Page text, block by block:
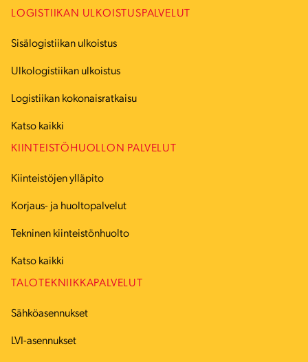
LOGISTIIKAN ULKOISTUSPALVELUT
Sisälogistiikan ulkoistus
Ulkologistiikan ulkoistus
Logistiikan kokonaisratkaisu
Katso kaikki
KIINTEISTÖHUOLLON PALVELUT
Kiinteistöjen ylläpito
Korjaus- ja huoltopalvelut
Tekninen kiinteistönhuolto
Katso kaikki
TALOTEKNIIKKAPALVELUT
Sähköasennukset
LVI-asennukset